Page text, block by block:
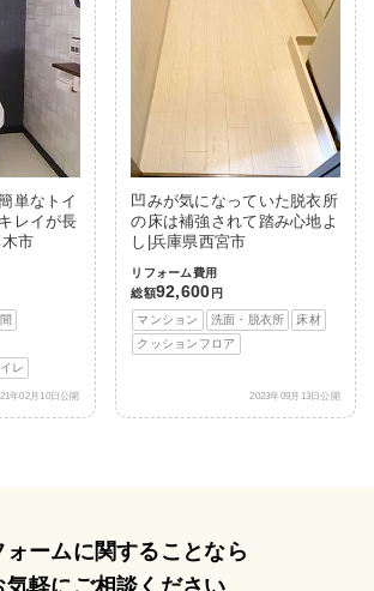
単なトイ
レイが長
市
レ
年02月10日公開
凹みが気になっていた脱衣所
の床は補強されて踏み心地よ
し|兵庫県西宮市
リフォーム費用
総額92,600 円
マンション
洗面・脱衣所
床材
クッションフロア
2023年09月13日公開
ォームに関することなら
気軽にご相談ください